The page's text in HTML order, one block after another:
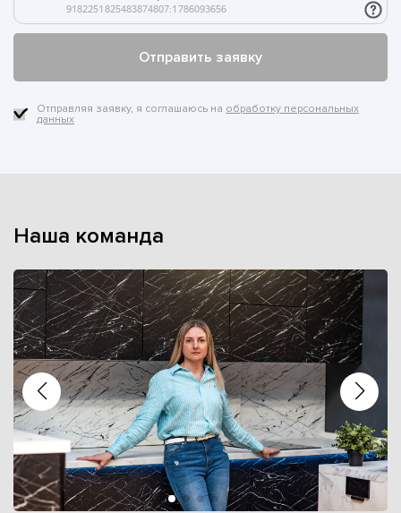
Отправляя заявку, я соглашаюсь на обработку персональных
данных
Наша команда